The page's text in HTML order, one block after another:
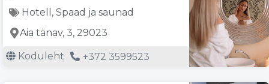
Hotell , Spaad ja saunad
Aia tänav, 3, 29023
Koduleht +372 3599523